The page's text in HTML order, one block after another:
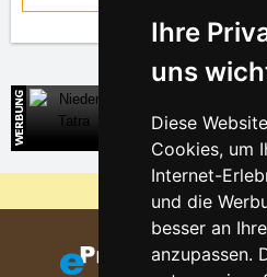
Ihre
uns
Diese
Cookies, um
Internet-
und die
besser an
anzupassen.
Direkte Kontakte
Warum sind unsere